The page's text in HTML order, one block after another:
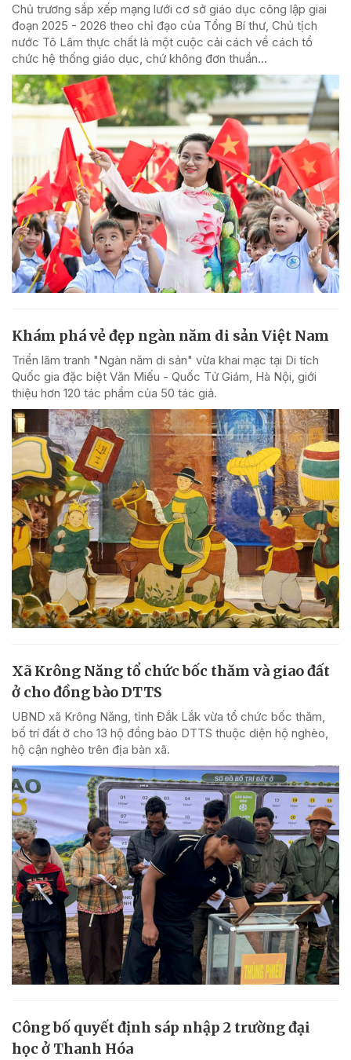
Chủ trương sắp xếp mạng lưới cơ sở giáo dục công lập giai
đoạn 2025 - 2026 theo chỉ đạo của Tổng Bí thư, Chủ tịch
nước Tô Lâm thực chất là một cuộc cải cách về cách tổ
chức hệ thống giáo dục, chứ không đơn thuần...
Khám phá vẻ đẹp ngàn năm di sản Việt Nam
Triển lãm tranh "Ngàn năm di sản" vừa khai mạc tại Di tích
Quốc gia đặc biệt Văn Miếu - Quốc Tử Giám, Hà Nội, giới
thiệu hơn 120 tác phẩm của 50 tác giả.
Xã Krông Năng tổ chức bốc thăm và giao đất
ở cho đồng bào DTTS
UBND xã Krông Năng, tỉnh Đắk Lắk vừa tổ chức bốc thăm,
bố trí đất ở cho 13 hộ đồng bào DTTS thuộc diện hộ nghèo,
hộ cận nghèo trên địa bàn xã.
Công bố quyết định sáp nhập 2 trường đại
học ở Thanh Hóa